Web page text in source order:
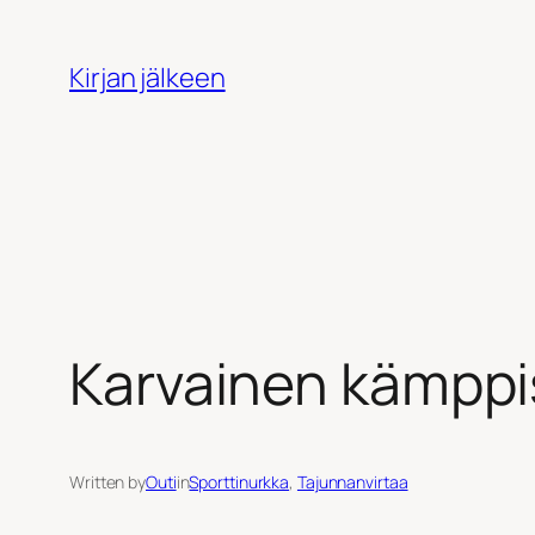
sisältöönKirjan jälkeen
Karvainen
Written byOutiinSporttinurkka, Tajunnanvirtaa